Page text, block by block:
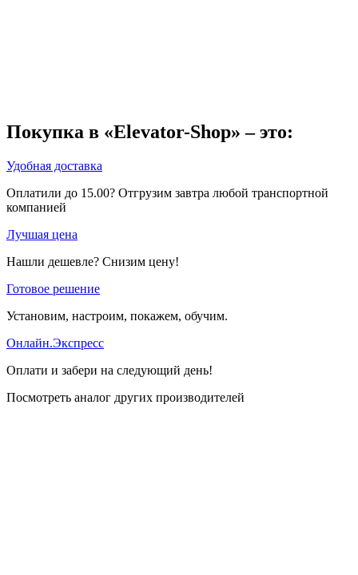
Покупка в «Elevator-Shop» – это:
Удобная доставка
Оплатили до 15.00? Отгрузим завтра любой транспортной
компанией
Лучшая цена
Нашли дешевле? Снизим цену!
Готовое решение
Установим, настроим, покажем, обучим.
Онлайн.Экспресс
Оплати и забери на следующий день!
Посмотреть аналог других производителей